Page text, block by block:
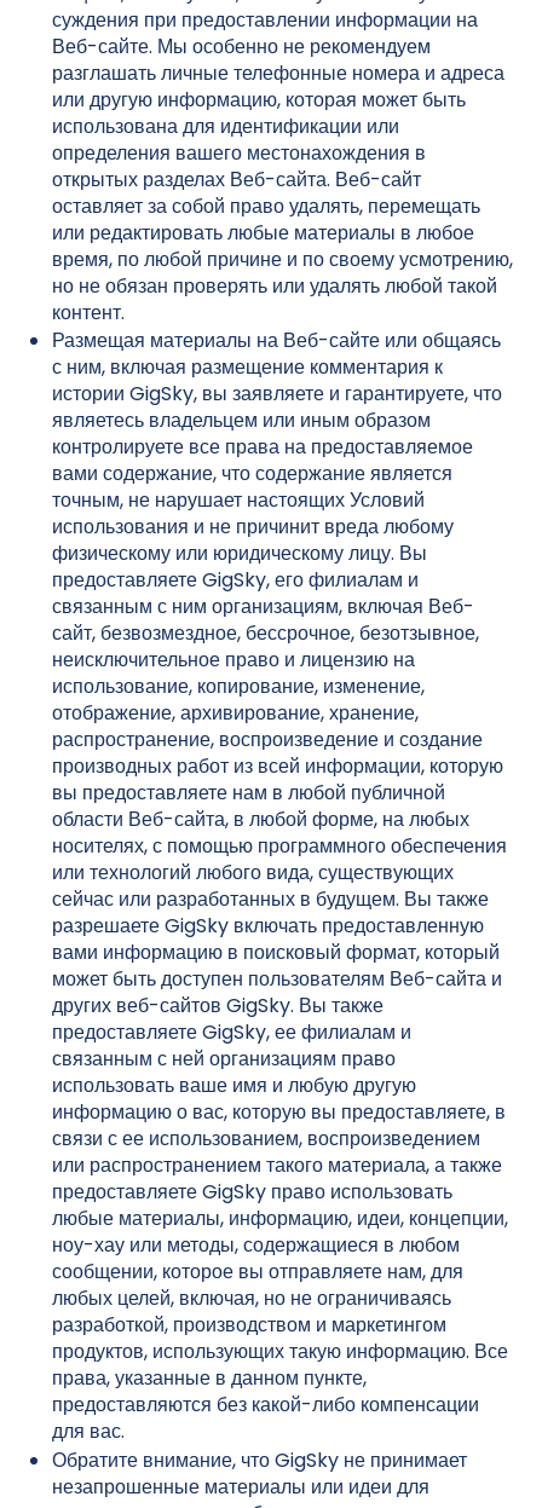
суждения при предоставлении информации на
Веб-сайте. Мы особенно не рекомендуем
разглашать личные телефонные номера и адреса
или другую информацию, которая может быть
использована для идентификации или
определения вашего местонахождения в
открытых разделах Веб-сайта. Веб-сайт
оставляет за собой право удалять, перемещать
или редактировать любые материалы в любое
время, по любой причине и по своему усмотрению,
но не обязан проверять или удалять любой такой
контент.
Размещая материалы на Веб-сайте или общаясь
с ним, включая размещение комментария к
истории GigSky, вы заявляете и гарантируете, что
являетесь владельцем или иным образом
контролируете все права на предоставляемое
вами содержание, что содержание является
точным, не нарушает настоящих Условий
использования и не причинит вреда любому
физическому или юридическому лицу. Вы
предоставляете GigSky, его филиалам и
связанным с ним организациям, включая Веб-
сайт, безвозмездное, бессрочное, безотзывное,
неисключительное право и лицензию на
использование, копирование, изменение,
отображение, архивирование, хранение,
распространение, воспроизведение и создание
производных работ из всей информации, которую
вы предоставляете нам в любой публичной
области Веб-сайта, в любой форме, на любых
носителях, с помощью программного обеспечения
или технологий любого вида, существующих
сейчас или разработанных в будущем. Вы также
разрешаете GigSky включать предоставленную
вами информацию в поисковый формат, который
может быть доступен пользователям Веб-сайта и
других веб-сайтов GigSky. Вы также
предоставляете GigSky, ее филиалам и
связанным с ней организациям право
использовать ваше имя и любую другую
информацию о вас, которую вы предоставляете, в
связи с ее использованием, воспроизведением
или распространением такого материала, а также
предоставляете GigSky право использовать
любые материалы, информацию, идеи, концепции,
ноу-хау или методы, содержащиеся в любом
сообщении, которое вы отправляете нам, для
любых целей, включая, но не ограничиваясь
разработкой, производством и маркетингом
продуктов, использующих такую информацию. Все
права, указанные в данном пункте,
предоставляются без какой-либо компенсации
для вас.
Обратите внимание, что GigSky не принимает
незапрошенные материалы или идеи для